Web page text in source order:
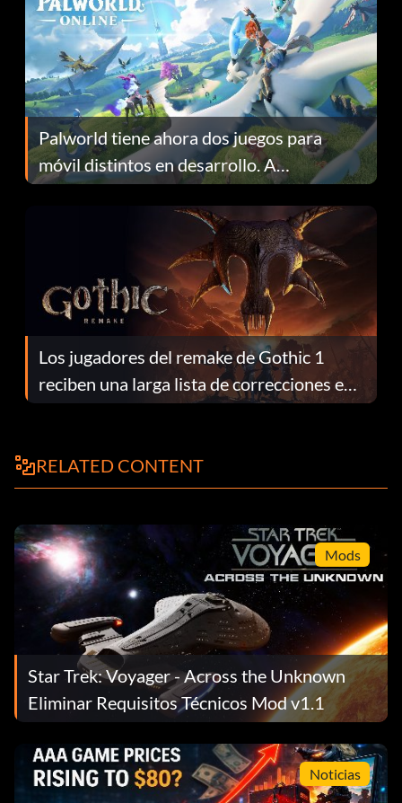
Palworld tiene ahora dos juegos para
móvil distintos en desarrollo. A
continuación te explicamos por qué.
Los jugadores del remake de Gothic 1
reciben una larga lista de correcciones en
el parche 1.0.4
RELATED CONTENT
Mods
Star Trek: Voyager - Across the Unknown
Eliminar Requisitos Técnicos Mod v1.1
Noticias